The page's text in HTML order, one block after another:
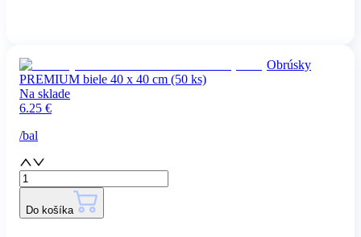
Obrúsky
PREMIUM biele 40 x 40 cm (50 ks)
Na sklade
6.25 €
/bal
Do košíka